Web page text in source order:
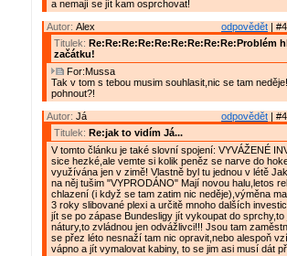
a nemají se jít kam osprchovat!
odpovědět |
Autor: Alex
Titulek: Re:Re:Re:Re:Re:Re:Re:Re:Re:Problém
začátku!
For:Mussa
Tak v tom s tebou musim souhlasit,nic se tam
pohnout?!
odpovědět |
Autor: Já
Titulek: Re:jak to vidím Já...
V tomto článku je také slovní spojení: VYVÁŽENÉ
sice hezké,ale vemte si kolik peněz se narve do
využívána jen v zimě! Vlastně byl tu jednou v létě
na něj tušim "VYPRODÁNO" Mají novou halu,letos
chlazení (i když se tam zatim nic neděje),výměna
3 roky slibované plexi a určitě mnoho dalších
jít se po zápase Bundesligy jít vykoupat do sprchy,to
nátury,to zvládnou jen odvážlivci!!! Jsou tam
se přez léto nesnaží tam nic opravit,nebo alespoň
vápno a jít vymalovat kabiny, to se jim asi musí dát